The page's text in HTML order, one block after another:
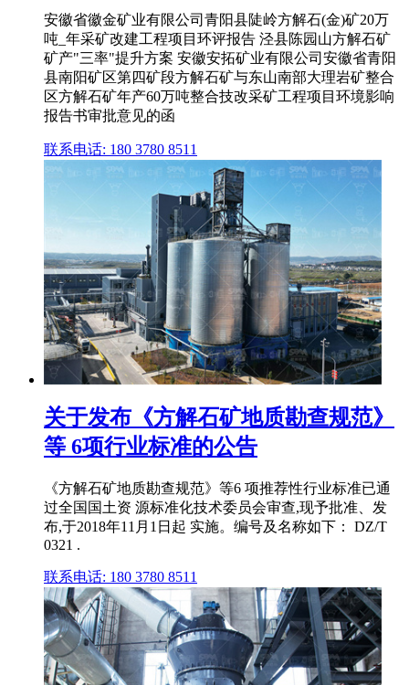
安徽省徽金矿业有限公司青阳县陡岭方解石(金)矿20万
吨_年采矿改建工程项目环评报告 泾县陈园山方解石矿
矿产"三率"提升方案 安徽安拓矿业有限公司安徽省青阳
县南阳矿区第四矿段方解石矿与东山南部大理岩矿整合
区方解石矿年产60万吨整合技改采矿工程项目环境影响
报告书审批意见的函
联系电话: 180 3780 8511
关于发布《方解石矿地质勘查规范》
等 6项行业标准的公告
《方解石矿地质勘查规范》等6 项推荐性行业标准已通
过全国国土资 源标准化技术委员会审查,现予批准、发
布,于2018年11月1日起 实施。编号及名称如下： DZ/T
0321 .
联系电话: 180 3780 8511